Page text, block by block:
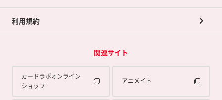
利用規約
関連サイト
カードラボオンライン
ショップ
アニメイト